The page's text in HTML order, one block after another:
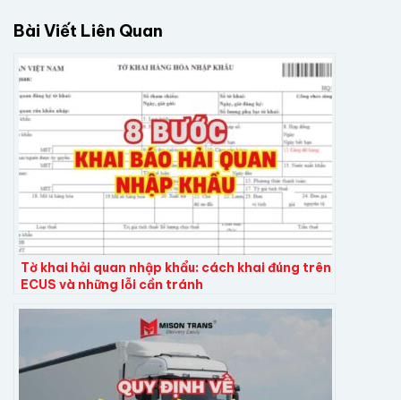
Bài Viết Liên Quan
Tờ khai hải quan nhập khẩu: cách khai đúng trên
ECUS và những lỗi cần tránh